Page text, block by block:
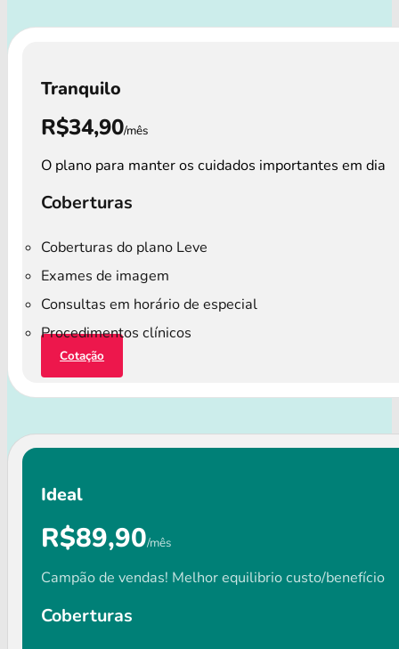
Tranquilo
R$34,90/mês
O plano para manter os cuidados importantes em dia
Coberturas
Coberturas do plano Leve
Exames de imagem
Consultas em horário de especial
Procedimentos clínicos
Cotação
Ideal
R$89,90/mês
Campão de vendas! Melhor equilibrio custo/benefício
Coberturas